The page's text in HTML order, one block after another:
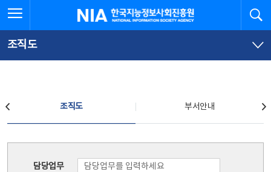
문
로
가
체
뉴
바
가
한국지능정보사회진흥원
조직도
조직도 부서안내
담당업무